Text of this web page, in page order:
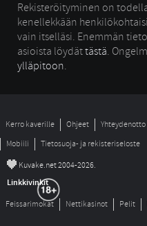
Rekisteröityminen on
kenellekkään
vain itselläsi. Enemmän
asioista löydättästä.
ylläpitoon.
Kerro kaverille Ohjeet Yhteydenotto
Mobiili
Tietosuoja- ja rekisteriseloste
© Kuvake.net 2004-2026.
Linkkivinkit
Feissarimokat Nettikasinot Pelit